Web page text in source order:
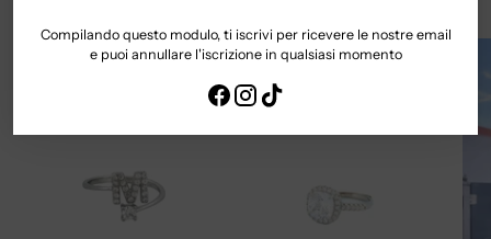
Compilando questo modulo, ti iscrivi per ricevere le nostre email
e puoi annullare l'iscrizione in qualsiasi momento